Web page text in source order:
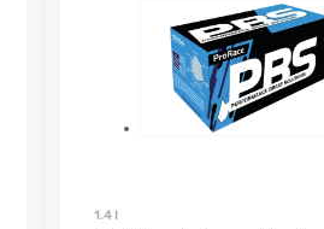
1.4 I